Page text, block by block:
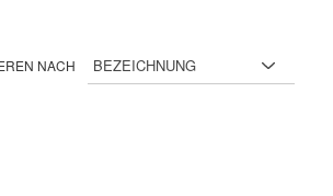
NACH